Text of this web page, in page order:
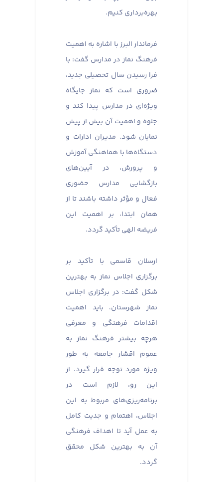
بهره‌برداری کنیم.
فرماندار البرز با اشاره به اهمیت
فرهنگ نماز در مدارس گفت: با
فرا رسیدن سال تحصیلی جدید،
ضروری است که نماز جایگاه
ویژه‌ای در مدارس پیدا کند و
جلوه و اهمیت آن بیش از پیش
نمایان شود. مدیران ادارات و
دستگاه‌ها با هماهنگی آموزش
و پرورش، در آیین‌های
بازگشایی مدارس حضوری
فعال و مؤثر داشته باشند تا از
همان ابتدا، بر اهمیت این
فریضه الهی تأکید گردد.
ارسلان قاسمی با تأکید بر
برگزاری اجلاس نماز به بهترین
شکل گفت: در برگزاری اجلاس
نماز شهرستان، باید اهمیت
اقدامات فرهنگی و معرفی
هرچه بیشتر فرهنگ نماز به
عموم اقشار جامعه به طور
ویژه مورد توجه قرار گیرد. از
این رو، لازم است در
برنامه‌ریزی‌های مربوط به این
اجلاس، اهتمام و جدیت کامل
به عمل آید تا اهداف فرهنگی
آن به بهترین شکل محقق
گردد.